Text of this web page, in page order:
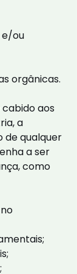
e/ou
orgânicas.
aos
a
de qualquer
a ser
como